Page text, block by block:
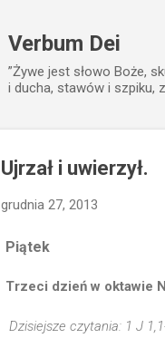
Verbum Dei
”Żywe jest słowo Boże,
i ducha, stawów i szpiku,
Ujrzał i uwierzył.
grudnia 27, 2013
Piątek
Trzeci dzień w oktawie
Dzisiejsze czytania: 1 J